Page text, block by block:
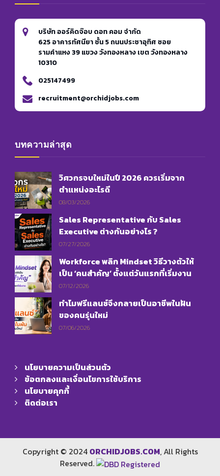
บริษัท ออร์คิดจ๊อบ ดอท คอม จำกัด
625 อาคารทัศนียา ชั้น 5 ถนนประชาอุทิศ ซอย
รามคำแหง 39 แขวง วังทองหลาง เขต วังทองหลาง
10310
025147499
recruitment@orchidjobs.com
บทความล่าสุด
วิศวกรจบใหม่ในปี 2026 ควรเริ่มจาก
ตำแหน่งอะไรดี
08/03/2026
Sales Representative กับ Sales
Executive ต่างกันอย่างไร ?
07/27/2026
Workforce พลิก Mindset วิธีวางตัวให้
เป็น ‘คนสำคัญ’ ตั้งแต่วันแรกที่เริ่มงาน
07/12/2026
ทำไมฟรีแลนซ์จึงกลายเป็นอาชีพในฝัน
ของคนรุ่นใหม่
07/06/2026
นโยบายความเป็นส่วนตัว
ข้อตกลงและเงื่อนไขการใช้บริการ
นโยบายคุกกี้
ติดต่อเรา
Copyright © 2024 ORCHIDJOBS.COM, All Rights
Reserved.